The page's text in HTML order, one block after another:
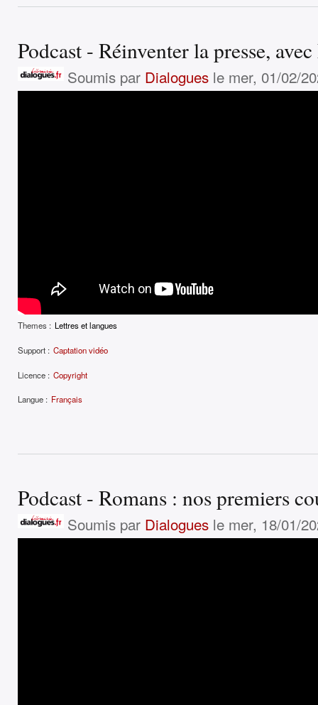
Podcast - Réinventer la presse,
Soumis par Dialoguesle mer, 01/02/
Themes : Lettres et langues
Support : Captation vidéo
Licence : Copyright
Langue : Français
Podcast - Romans : nos premiers
Soumis par Dialoguesle mer, 18/01/